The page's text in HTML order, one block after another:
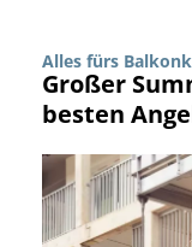
Alles fürs
Großer
besten